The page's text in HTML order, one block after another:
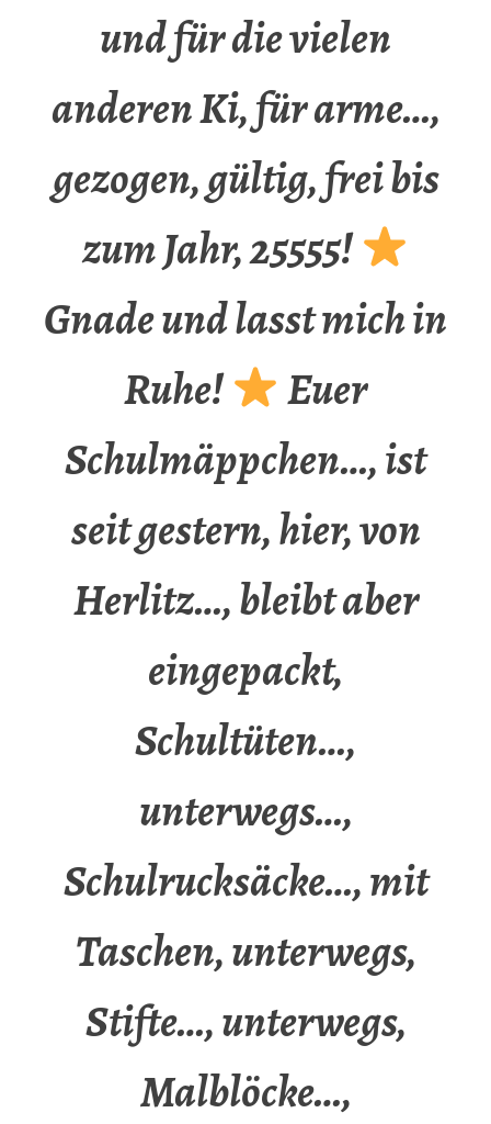
und für die vielen
anderen Ki, für arme…,
gezogen, gültig, frei bis
zum Jahr, 25555!
Gnade und lasst mich in
Ruhe!
Euer
Schulmäppchen…, ist
seit gestern, hier, von
Herlitz…, bleibt aber
eingepackt,
Schultüten…,
unterwegs…,
Schulrucksäcke…, mit
Taschen, unterwegs,
Stifte…, unterwegs,
Malblöcke…,